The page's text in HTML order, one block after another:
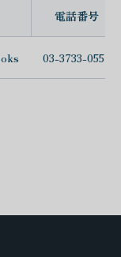
電話番号
03-3733-0551